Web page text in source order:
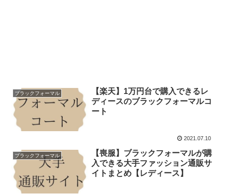
ブラックフォーマル
【楽天】1万円台で購入できるレ
ディースのブラックフォーマルコ
ート
2021.07.10
ブラックフォーマル
【喪服】ブラックフォーマルが購
入できる大手ファッション通販サ
イトまとめ【レディース】